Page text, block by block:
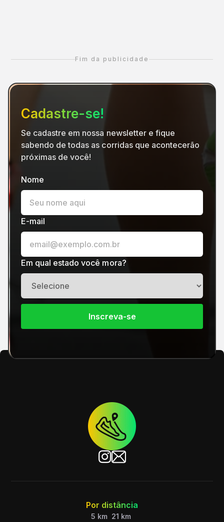
Fim da publicidade
Cadastre-se!
Se cadastre em nossa newsletter e fique
sabendo de todas as corridas que acontecerão
próximas de você!
Nome
E-mail
Em qual estado você mora?
Inscreva-se
Por distância
5 km 21 km